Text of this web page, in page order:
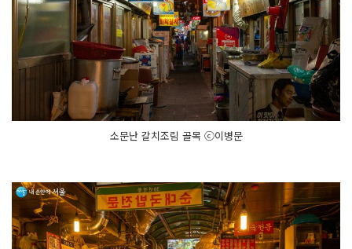
소문난 갈치조림 골목 ⓒ이병문